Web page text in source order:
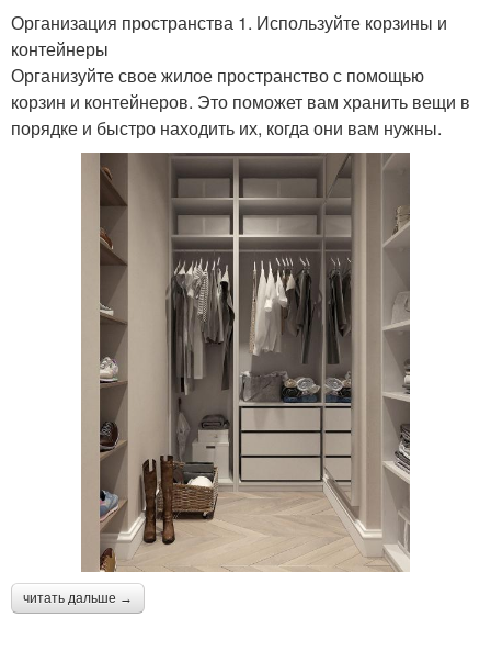
Организация пространства 1. Используйте корзины и
контейнеры
Организуйте свое жилое пространство с помощью
корзин и контейнеров. Это поможет вам хранить вещи в
порядке и быстро находить их, когда они вам нужны.
читать дальше →